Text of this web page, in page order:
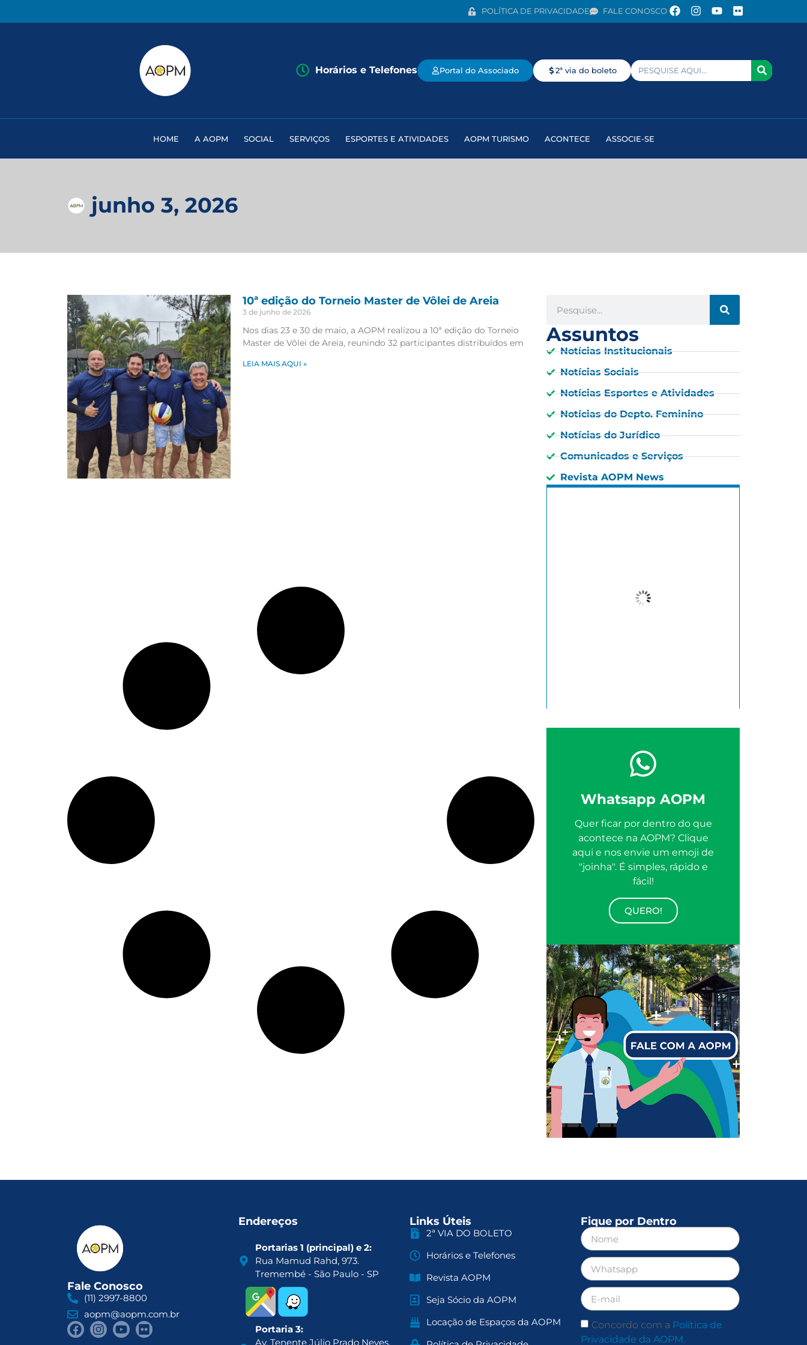
POLÍTICA DE PRIVACIDADE FALE CONOSCO
Horários e Telefones Portal do Associado 2ª via do boleto
HOME A AOPM SOCIAL SERVIÇOS ESPORTES E ATIVIDADES AOPM TURISMO ACONTECE ASSOCIE-SE
junho 3, 2026
10ª edição do Torneio Master de Vôlei de Areia
3 de junho de 2026
Nos dias 23 e 30 de maio, a AOPM realizou a 10ª edição do Torneio
Master de Vôlei de Areia, reunindo 32 participantes distribuídos em
LEIA MAIS AQUI »
Assuntos
Notícias Institucionais
Notícias Sociais
Notícias Esportes e Atividades
Notícias do Depto. Feminino
Notícias do Jurídico
Comunicados e Serviços
Revista AOPM News
Wind Gust: 14 Km/h
Whatsapp AOPM
Quer ficar por dentro do que
acontece na AOPM? Clique
aqui e nos envie um emoji de
"joinha". É simples, rápido e
fácil!
QUERO!
Fale Conosco
(11) 2997-8800
aopm@aopm.com.br
Endereços
Portarias 1 (principal) e 2:
Rua Mamud Rahd, 973.
Tremembé - São Paulo - SP
Portaria 3:
Av. Tenente Júlio Prado Neves,
Links Úteis
2ª VIA DO BOLETO
Horários e Telefones
Revista AOPM
Seja Sócio da AOPM
Locação de Espaços da AOPM
Fique por Dentro
Concordo com a Política de
Privacidade da AOPM.